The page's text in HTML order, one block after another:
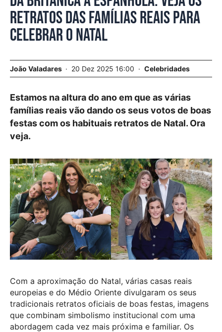
retratos das famílias reais para
celebrar o Natal
João Valadares 20 Dez 2025 16:00 Celebridades
Estamos na altura do ano em que as várias
famílias reais vão dando os seus votos de boas
festas com os habituais retratos de Natal. Ora
veja.
Com a aproximação do Natal, várias casas reais
europeias e do Médio Oriente divulgaram os seus
tradicionais retratos oficiais de boas festas, imagens
que combinam simbolismo institucional com uma
abordagem cada vez mais próxima e familiar. Os